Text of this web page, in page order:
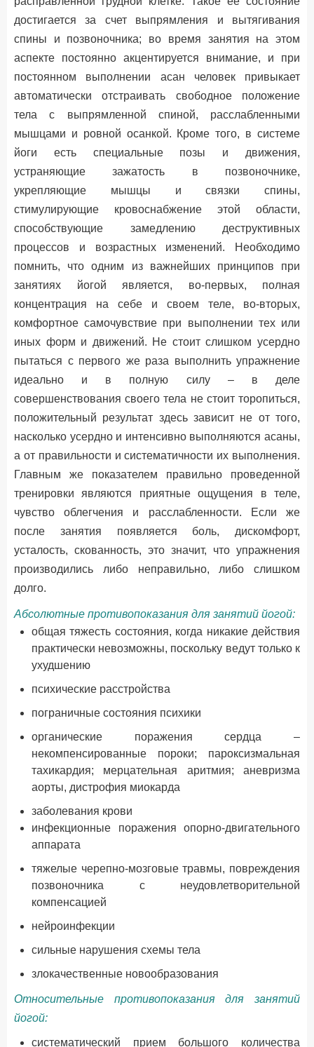
достигается за счет выпрямления и вытягивания
спины и позвоночника; во время занятия на этом
аспекте постоянно акцентируется внимание, и при
постоянном выполнении асан человек привыкает
автоматически отстраивать свободное положение
тела с выпрямленной спиной, расслабленными
мышцами и ровной осанкой. Кроме того, в системе
йоги есть специальные позы и движения,
устраняющие зажатость в позвоночнике,
укрепляющие мышцы и связки спины,
стимулирующие кровоснабжение этой области,
способствующие замедлению деструктивных
процессов и возрастных изменений. Необходимо
помнить, что одним из важнейших принципов при
занятиях йогой является, во-первых, полная
концентрация на себе и своем теле, во-вторых,
комфортное самочувствие при выполнении тех или
иных форм и движений. Не стоит слишком усердно
пытаться с первого же раза выполнить упражнение
идеально и в полную силу – в деле
совершенствования своего тела не стоит торопиться,
положительный результат здесь зависит не от того,
насколько усердно и интенсивно выполняются асаны,
а от правильности и систематичности их выполнения.
Главным же показателем правильно проведенной
тренировки являются приятные ощущения в теле,
чувство облегчения и расслабленности. Если же
после занятия появляется боль, дискомфорт,
усталость, скованность, это значит, что упражнения
производились либо неправильно, либо слишком
долго.
Абсолютные противопоказания для занятий йогой:
общая тяжесть состояния, когда никакие действия
практически невозможны, поскольку ведут только к
ухудшению
психические расстройства
пограничные состояния психики
органические поражения сердца –
некомпенсированные пороки; пароксизмальная
тахикардия; мерцательная аритмия; аневризма
аорты, дистрофия миокарда
заболевания крови
инфекционные поражения опорно-двигательного
аппарата
тяжелые черепно-мозговые травмы, повреждения
позвоночника с неудовлетворительной
компенсацией
нейроинфекции
сильные нарушения схемы тела
злокачественные новообразования
Относительные противопоказания для занятий
йогой:
систематический прием большого количества